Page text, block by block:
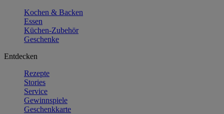
Kochen & Backen
Essen
Küchen-Zubehör
Geschenke
Entdecken
Rezepte
Stories
Service
Gewinnspiele
Geschenkkarte